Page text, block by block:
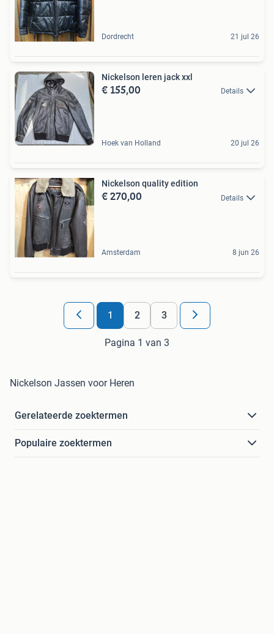
Dordrecht 21 jul 26
Nickelson leren jack xxl
€ 155,00 Details
Hoek van Holland 20 jul 26
Nickelson quality edition
€ 270,00 Details
Amsterdam 8 jun 26
1 2 3
Pagina 1 van 3
Nickelson Jassen voor Heren
Gerelateerde zoektermen
Populaire zoektermen